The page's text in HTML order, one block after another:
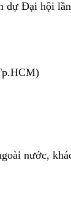
Đại hội
nước,